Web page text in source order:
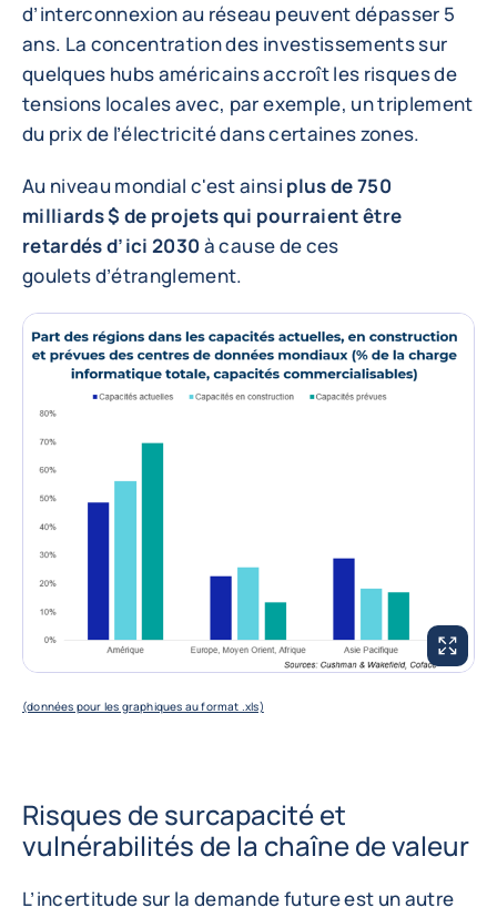
d’interconnexion au réseau peuvent dépasser 5
ans. La concentration des investissements sur
quelques hubs américains accroît les risques de
tensions locales avec, par exemple, un triplement
du prix de l’électricité dans certaines zones.
Au niveau mondial c'est ainsi plus de 750
milliards $ de projets qui pourraient être
retardés d’ici 2030 à cause de ces
goulets d’étranglement.
(données pour les graphiques au format .xls)
Risques de surcapacité et
vulnérabilités de la chaîne de valeur
L’incertitude sur la demande future est un autre